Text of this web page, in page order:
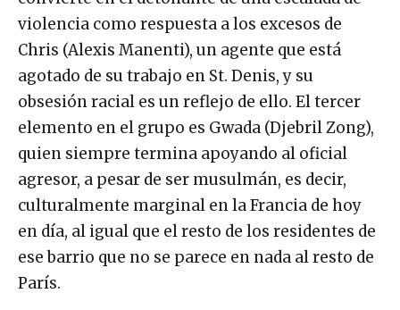
violencia como respuesta a los excesos de
Chris (Alexis Manenti), un agente que está
agotado de su trabajo en St. Denis, y su
obsesión racial es un reflejo de ello. El tercer
elemento en el grupo es Gwada (Djebril Zong),
quien siempre termina apoyando al oficial
agresor, a pesar de ser musulmán, es decir,
culturalmente marginal en la Francia de hoy
en día, al igual que el resto de los residentes de
ese barrio que no se parece en nada al resto de
París.